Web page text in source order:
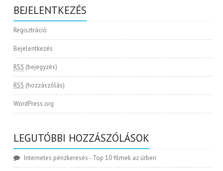
BEJELENTKEZÉS
Regisztráció
Bejelentkezés
RSS (bejegyzés)
RSS (hozzászólás)
WordPress.org
LEGUTÓBBI HOZZÁSZÓLÁSOK
Internetes pénzkeresés - Top 10 filmek az űrben